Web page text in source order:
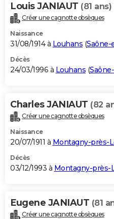
Louis JANIAUT (81 ans)
Créer une cagnotte obsèques
Naissance
31/08/1914 à Louhans (Saône-
Décès
24/03/1996 à Louhans (
Charles JANIAUT (82
Créer une cagnotte obsèques
Naissance
20/07/1911 à Montagny-près-
Décès
03/12/1993 à Montagny-près-
Eugene JANIAUT (81
Créer une cagnotte obsèques